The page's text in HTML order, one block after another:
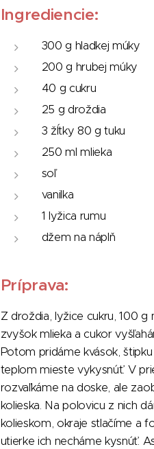
Ingrediencie:
300 g hladkej múky
200 g hrubej múky
40 g cukru
25 g droždia
3 žĺtky 80 g tuku
250 ml mlieka
soľ
vanilka
1 lyžica rumu
džem na náplň
Príprava:
Z droždia, lyžice cukru, 100
zvyšok mlieka a cukor
Potom pridáme kvások,
teplom mieste vykysnúť. V
rozvaľkáme na doske, ale
kolieska. Na polovicu z nich
kolieskom, okraje stlačíme a
utierke ich necháme kysnúť.